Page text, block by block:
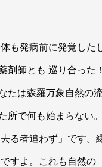
も発病前に発覚し
剤師とも 巡り合っ
たは森羅万象自然の
所で何も始まらない
る者追わず」です。
すよ。これも自然の